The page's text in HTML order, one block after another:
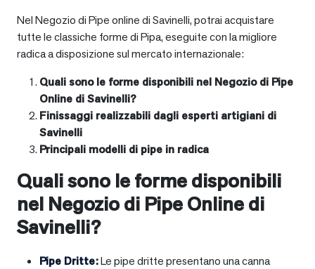
Nel Negozio di Pipe online di Savinelli, potrai acquistare
tutte le classiche forme di Pipa, eseguite con la migliore
radica a disposizione sul mercato internazionale:
Quali sono le forme disponibili nel Negozio di Pipe
Online di Savinelli?
Finissaggi realizzabili dagli esperti artigiani di
Savinelli
Principali modelli di pipe in radica
Quali sono le forme disponibili
nel Negozio di Pipe Online di
Savinelli?
Pipe Dritte:Le pipe dritte presentano una canna